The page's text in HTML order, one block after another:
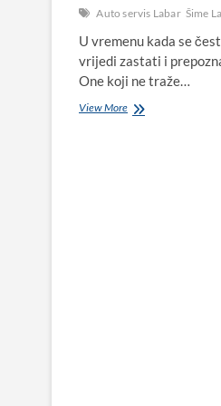
Auto servis Labar Šime
U vremenu kada se
vrijedi zastati i
One koji ne traže…
View MoreSretan